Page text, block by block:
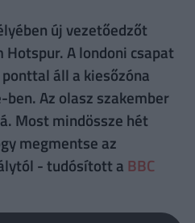
új vezetőedzőt
A londoni csapat
áll a kiesőzóna
Az olasz szakember
Most mindössze hét
megmentse az
- tudósított a BBC